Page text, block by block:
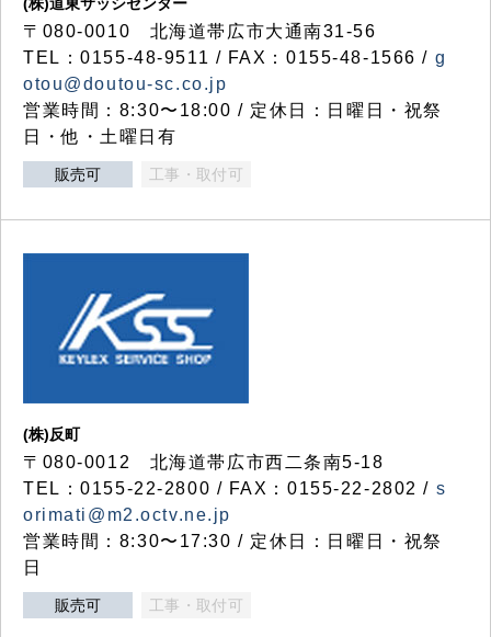
〒080-0010 北海道帯広市大通南31-56
TEL：0155-48-9511 / FAX：0155-48-1566 / g
otou@doutou-sc.co.jp
営業時間：8:30〜18:00 / 定休日：日曜日・祝祭
日・他・土曜日有
販売可 工事・取付可
(株)反町
〒080-0012 北海道帯広市西二条南5-18
TEL：0155-22-2800 / FAX：0155-22-2802 / s
orimati@m2.octv.ne.jp
営業時間：8:30〜17:30 / 定休日：日曜日・祝祭
日
販売可 工事・取付可